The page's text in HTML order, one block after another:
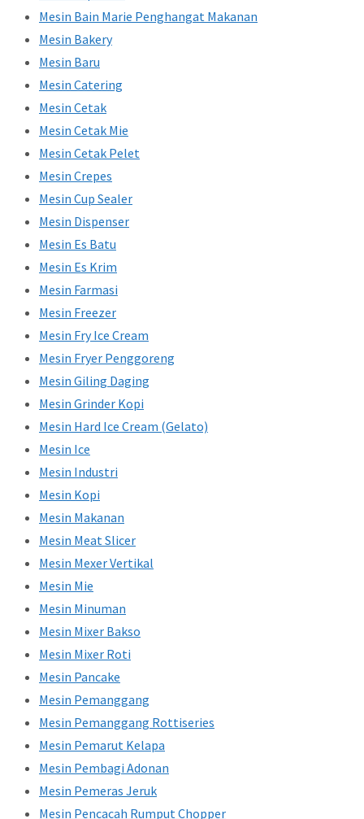
Mesin Bain Marie Penghangat Makanan
Mesin Bakery
Mesin Baru
Mesin Catering
Mesin Cetak
Mesin Cetak Mie
Mesin Cetak Pelet
Mesin Crepes
Mesin Cup Sealer
Mesin Dispenser
Mesin Es Batu
Mesin Es Krim
Mesin Farmasi
Mesin Freezer
Mesin Fry Ice Cream
Mesin Fryer Penggoreng
Mesin Giling Daging
Mesin Grinder Kopi
Mesin Hard Ice Cream (Gelato)
Mesin Ice
Mesin Industri
Mesin Kopi
Mesin Makanan
Mesin Meat Slicer
Mesin Mexer Vertikal
Mesin Mie
Mesin Minuman
Mesin Mixer Bakso
Mesin Mixer Roti
Mesin Pancake
Mesin Pemanggang
Mesin Pemanggang Rottiseries
Mesin Pemarut Kelapa
Mesin Pembagi Adonan
Mesin Pemeras Jeruk
Mesin Pencacah Rumput Chopper